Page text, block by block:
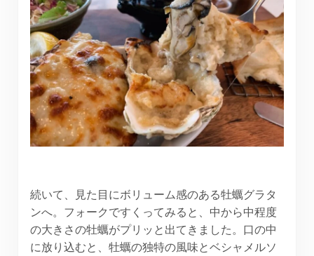
続いて、見た目にボリューム感のある牡蠣グラタ
ンへ。フォークですくってみると、中から中程度
の大きさの牡蠣がプリッと出てきました。口の中
に放り込むと、牡蠣の独特の風味とベシャメルソ